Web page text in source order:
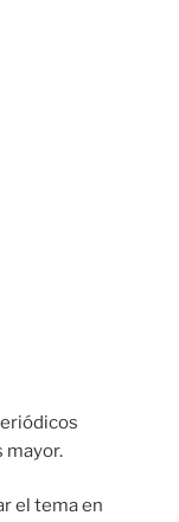
mayor.
el tema en